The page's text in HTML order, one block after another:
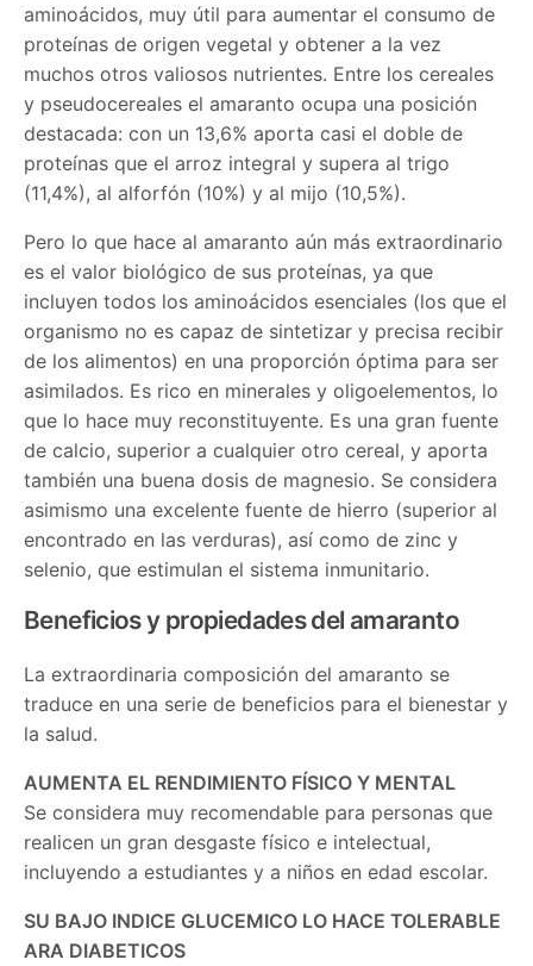
aminoácidos, muy útil para aumentar el consumo de
proteínas de origen vegetal y obtener a la vez
muchos otros valiosos nutrientes. Entre los cereales
y pseudocereales el amaranto ocupa una posición
destacada: con un 13,6% aporta casi el doble de
proteínas que el arroz integral y supera al trigo
(11,4%), al alforfón (10%) y al mijo (10,5%).
Pero lo que hace al amaranto aún más extraordinario
es el valor biológico de sus proteínas, ya que
incluyen todos los aminoácidos esenciales (los que el
organismo no es capaz de sintetizar y precisa recibir
de los alimentos) en una proporción óptima para ser
asimilados. Es rico en minerales y oligoelementos, lo
que lo hace muy reconstituyente. Es una gran fuente
de calcio, superior a cualquier otro cereal, y aporta
también una buena dosis de magnesio. Se considera
asimismo una excelente fuente de hierro (superior al
encontrado en las verduras), así como de zinc y
selenio, que estimulan el sistema inmunitario.
Beneficios y propiedades del amaranto
La extraordinaria composición del amaranto se
traduce en una serie de beneficios para el bienestar y
la salud.
AUMENTA EL RENDIMIENTO FÍSICO Y MENTAL
Se considera muy recomendable para personas que
realicen un gran desgaste físico e intelectual,
incluyendo a estudiantes y a niños en edad escolar.
SU BAJO INDICE GLUCEMICO LO HACE TOLERABLE
ARA DIABETICOS